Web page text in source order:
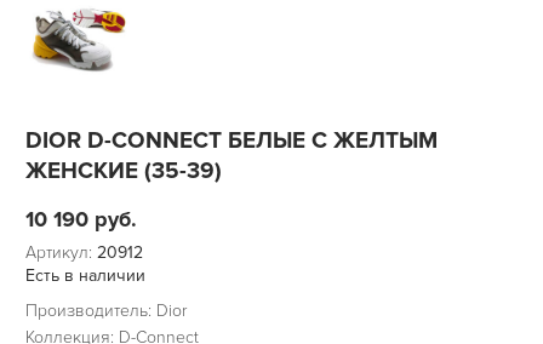
DIOR D-CONNECT БЕЛЫЕ С ЖЕЛТЫМ
ЖЕНСКИЕ (35-39)
10 190 руб.
Артикул: 20912
Есть в наличии
Производитель: Dior
Коллекция: D-Connect